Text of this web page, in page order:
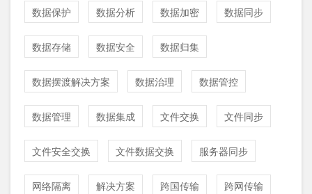
数据保护 数据分析 数据加密 数据同步
数据存储 数据安全 数据归集
数据摆渡解决方案 数据治理 数据管控
数据管理 数据集成 文件交换 文件同步
文件安全交换 文件数据交换 服务器同步
网络隔离 解决方案 跨国传输 跨网传输